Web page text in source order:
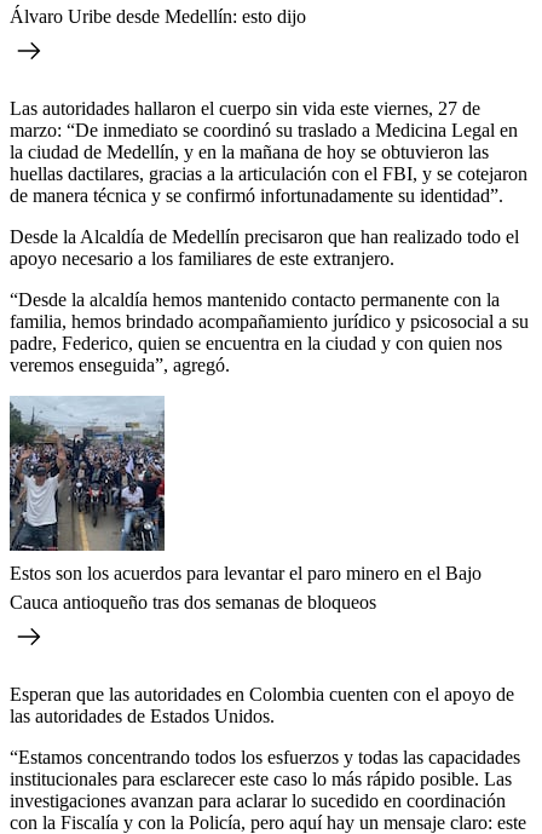
Álvaro Uribe desde Medellín: esto dijo
Las autoridades hallaron el cuerpo sin vida este viernes, 27 de
marzo: “De inmediato se coordinó su traslado a Medicina Legal en
la ciudad de Medellín, y en la mañana de hoy se obtuvieron las
huellas dactilares, gracias a la articulación con el FBI, y se cotejaron
de manera técnica y se confirmó infortunadamente su identidad”.
Desde la Alcaldía de Medellín precisaron que han realizado todo el
apoyo necesario a los familiares de este extranjero.
“Desde la alcaldía hemos mantenido contacto permanente con la
familia, hemos brindado acompañamiento jurídico y psicosocial a su
padre, Federico, quien se encuentra en la ciudad y con quien nos
veremos enseguida”, agregó.
Estos son los acuerdos para levantar el paro minero en el Bajo
Cauca antioqueño tras dos semanas de bloqueos
Esperan que las autoridades en Colombia cuenten con el apoyo de
las autoridades de Estados Unidos.
“Estamos concentrando todos los esfuerzos y todas las capacidades
institucionales para esclarecer este caso lo más rápido posible. Las
investigaciones avanzan para aclarar lo sucedido en coordinación
con la Fiscalía y con la Policía, pero aquí hay un mensaje claro: este